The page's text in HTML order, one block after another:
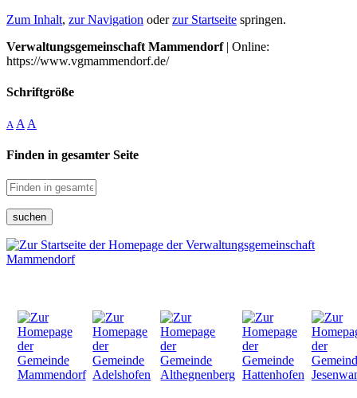
Zum Inhalt, zur Navigation oderzur Startseite springen.
Verwaltungsgemeinschaft Mammendorf| Online:
https://www.vgmammendorf.de/
Schriftgröße
A A A
Finden in gesamter Seite
suchen